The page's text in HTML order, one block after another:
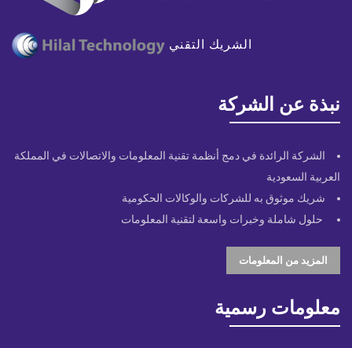
العربية السعودية
شريك موثوق به للشركات والوكالات الحكومية
المزيد من المعلومات
معلومات رسمية
consult@eict-technology.com